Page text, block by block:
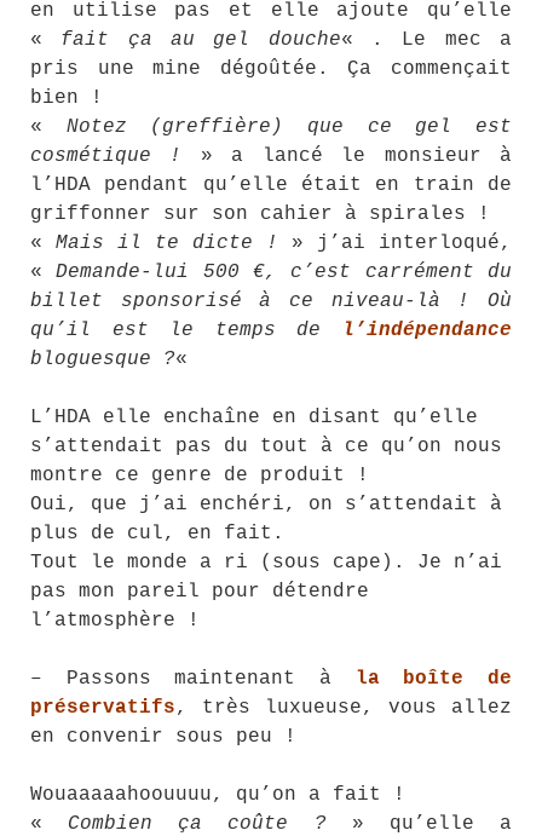
en utilise pas et elle ajoute qu’elle
« fait ça au gel douche« . Le mec a
pris une mine dégoûtée. Ça commençait
bien !
« Notez (greffière) que ce gel est
cosmétique !
» a lancé le monsieur à
l’HDA pendant qu’elle était en train de
griffonner sur son cahier à spirales !
« Mais il te dicte !
» j’ai interloqué,
«Demande-lui 500 €, c’est carrément du
billet sponsorisé à ce niveau-là ! Où
qu’il est le temps de
l’indépendance
bloguesque ?«
L’HDA elle enchaîne en disant qu’elle
s’attendait pas du tout à ce qu’on nous
montre ce genre de produit !
Oui, que j’ai enchéri, on s’attendait à
plus de cul, en fait.
Tout le monde a ri (sous cape). Je n’ai
pas mon pareil pour détendre
l’atmosphère !
– Passons maintenant à la boîte de
préservatifs, très luxueuse, vous allez
en convenir sous peu !
Wouaaaaahoouuuu, qu’on a fait !
« Combien ça coûte ? » qu’elle a